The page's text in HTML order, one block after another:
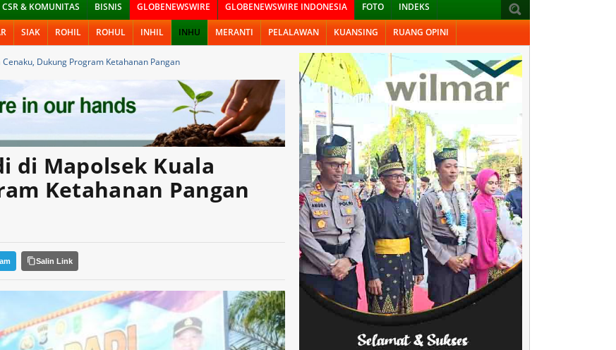
CSR & KOMUNITAS BISNIS GLOBENEWSWIRE GLOBENEWSWIRE INDONESIA FOTO INDEKS
SIAK ROHIL ROHUL INHIL INHU MERANTI PELALAWAN KUANSING RUANG OPINI
Dukung Program Ketahanan Pangan
di Mapolsek Kuala
Ketahanan Pangan
Salin Link